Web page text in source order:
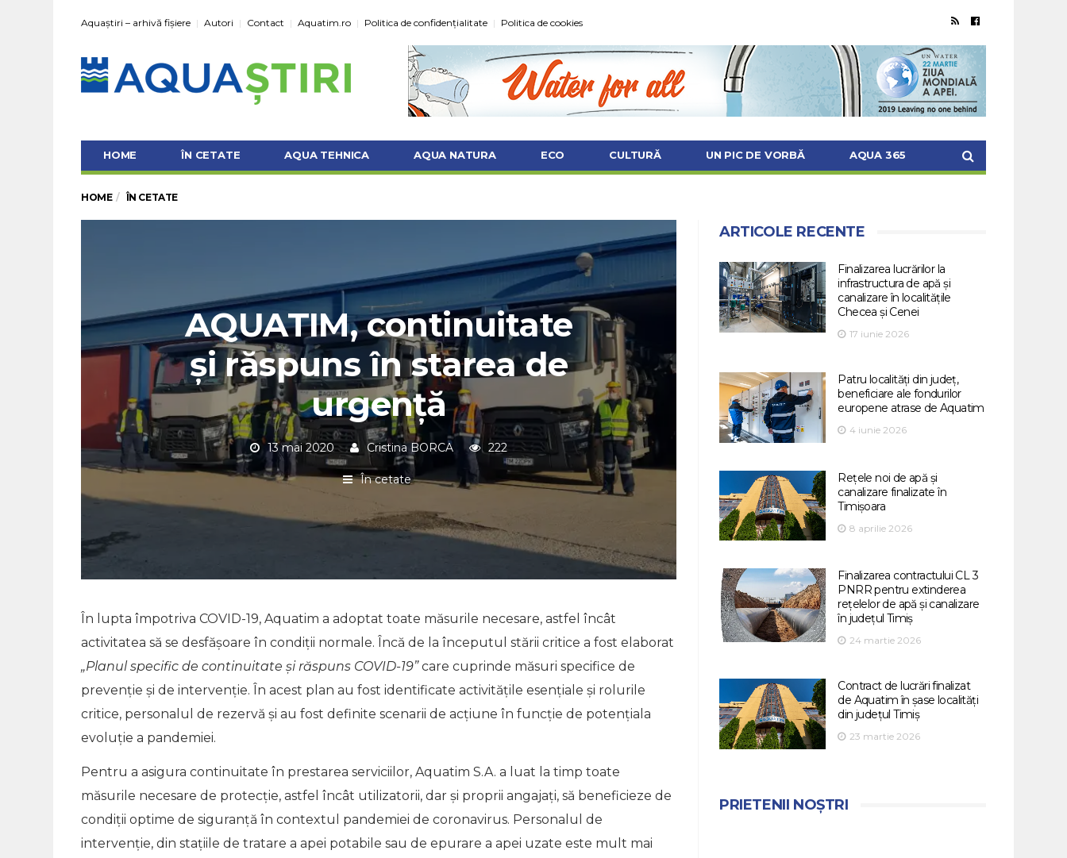
Aquaștiri – arhivă fișiere Autori Contact Aquatim.ro Politica de confidențialitate Politica de cookies
HOME ÎN CETATE AQUA TEHNICA AQUA NATURA ECO CULTURĂ UN PIC DE VORBĂ AQUA 365
HOME ÎN CETATE
AQUATIM, continuitate
și răspuns în starea de
urgență
13 mai 2020 Cristina BORCA 222
În cetate
În lupta împotriva COVID-19, Aquatim a adoptat toate măsurile necesare, astfel încât
activitatea să se desfășoare în condiții normale. Încă de la începutul stării critice a fost elaborat
„Planul specific de continuitate și răspuns COVID-19”care cuprinde măsuri specifice de
prevenție și de intervenție. În acest plan au fost identificate activitățile esențiale și rolurile
critice, personalul de rezervă și au fost definite scenarii de acțiune în funcție de potențiala
evoluție a pandemiei.
Pentru a asigura continuitate în prestarea serviciilor, Aquatim S.A. a luat la timp toate
măsurile necesare de protecție, astfel încât utilizatorii, dar și proprii angajați, să beneficieze de
condiții optime de siguranță în contextul pandemiei de coronavirus. Personalul de
intervenție, din stațiile de tratare a apei potabile sau de epurare a apei uzate este mult mai
ARTICOLE RECENTE
Finalizarea lucrărilor la
infrastructura de apă și
canalizare în localitățile
Checea și Cenei
17 iunie 2026
Patru localități din județ,
beneficiare ale fondurilor
europene atrase de Aquatim
4 iunie 2026
Rețele noi de apă și
canalizare finalizate în
Timișoara
8 aprilie 2026
Finalizarea contractului CL 3
PNRR pentru extinderea
rețelelor de apă și canalizare
în județul Timiș
24 martie 2026
Contract de lucrări finalizat
de Aquatim în șase localități
din județul Timiș
23 martie 2026
PRIETENII NOȘTRI